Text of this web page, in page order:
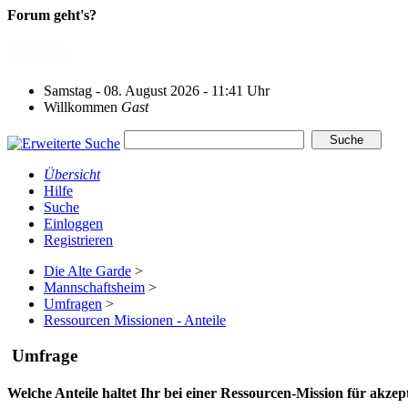
Forum geht's?
Samstag - 08. August 2026 - 11:41 Uhr
Willkommen Gast
Übersicht
Hilfe
Suche
Einloggen
Registrieren
Die Alte Garde >
Mannschaftsheim >
Umfragen >
Ressourcen Missionen - Anteile
Umfrage
Welche Anteile haltet Ihr bei einer Ressourcen-Mission für